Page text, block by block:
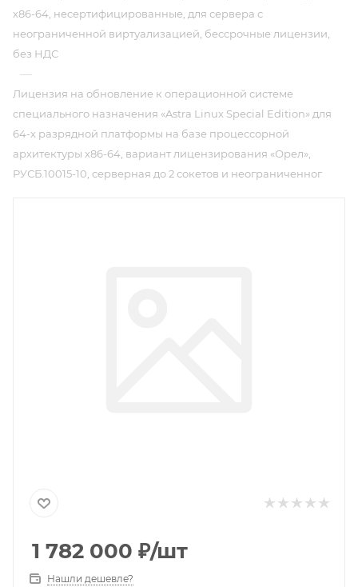
х86-64, несертифицированные, для сервера с
неограниченной виртуализацией, бессрочные лицензии,
без НДС
—
Лицензия на обновление к операционной системе
специального назначения «Astra Linux Special Edition» для
64-х разрядной платформы на базе процессорной
архитектуры х86-64, вариант лицензирования «Орел»,
РУСБ.10015-10, серверная до 2 сокетов и неограниченног
1 782 000 ₽/шт
Нашли дешевле?